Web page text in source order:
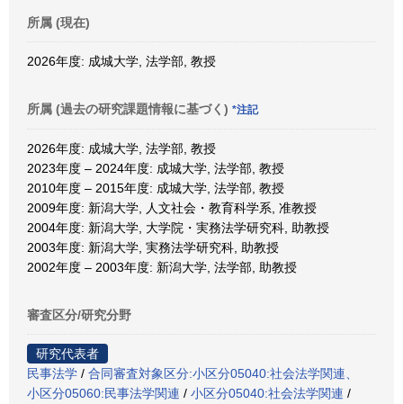
所属 (現在)
2026年度: 成城大学, 法学部, 教授
所属 (過去の研究課題情報に基づく) *注記
2026年度: 成城大学, 法学部, 教授
2023年度 – 2024年度: 成城大学, 法学部, 教授
2010年度 – 2015年度: 成城大学, 法学部, 教授
2009年度: 新潟大学, 人文社会・教育科学系, 准教授
2004年度: 新潟大学, 大学院・実務法学研究科, 助教授
2003年度: 新潟大学, 実務法学研究科, 助教授
2002年度 – 2003年度: 新潟大学, 法学部, 助教授
審査区分/研究分野
研究代表者
民事法学 / 合同審査対象区分:小区分05040:社会法学関連、
小区分05060:民事法学関連 / 小区分05040:社会法学関連 /